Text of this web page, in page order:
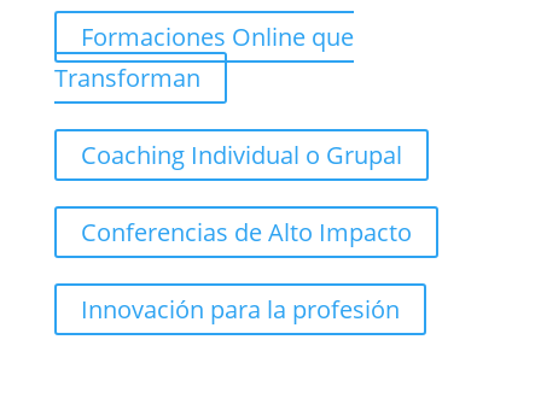
Formaciones Online que
Transforman
Coaching Individual o Grupal
Conferencias de Alto Impacto
Innovación para la profesión